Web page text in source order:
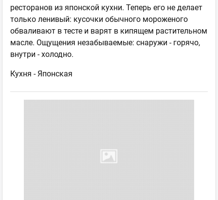
ресторанов из японской кухни. Теперь его не делает
только ленивый: кусочки обычного мороженого
обваливают в тесте и варят в кипящем растительном
масле. Ощущения незабываемые: снаружи - горячо,
внутри - холодно.
Кухня - Японская